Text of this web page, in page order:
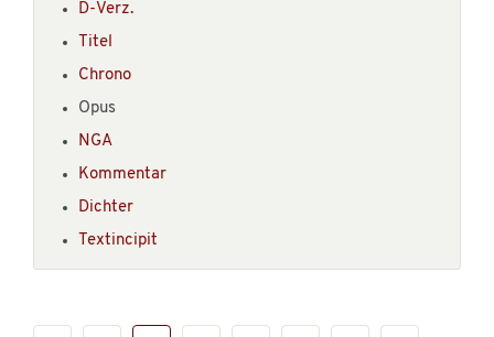
D-Verz.
Titel
Chrono
Opus
NGA
Kommentar
Dichter
Textincipit